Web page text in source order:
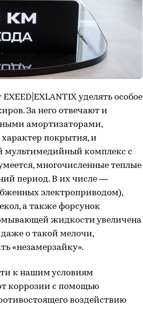
уделять особое
За него отвечают и
амортизаторами,
покрытия, и
комплекс с
многочисленные теплые
период. В их числе —
электроприводом),
а также форсунок
жидкости увеличена
о такой мелочи,
«незамерзайку».
к нашим условиям
коррозии с помощью
воздействию